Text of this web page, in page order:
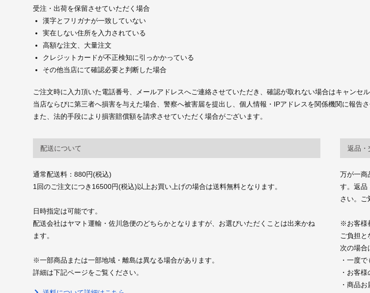
受注・出荷を保留させていただく場合
漢字とフリガナが一致していない
実在しない住所を入力されている
高額な注文、大量注文
クレジットカードが不正検知に引っかかっている
その他当店にて確認必要と判断した場合
ご注文時に入力頂いた電話番号、メールアドレスへご連絡させていただき、確認が取れない場合はキャンセ
当店ならびに第三者へ損害を与えた場合、警察へ被害届を提出し、個人情報・IPアドレスを関係機関に報告さ
また、法的手段により損害賠償額を請求させていただく場合がございます。
配送について
通常配送料：880円(税込)
1回のご注文につき16500円(税込)以上お買い上げの場合は送料無料となります。
日時指定は可能です。
配送会社はヤマト運輸・佐川急便のどちらかとなりますが、お選びいただくことは出来かね
ます。
※一部商品または一部地域・離島は異なる場合があります。
詳細は下記ページをご覧ください。
返品・
万が一商
す。返品
さい。ご
※お客様
ご負担と
次の場合
・一度
・お客
・商品